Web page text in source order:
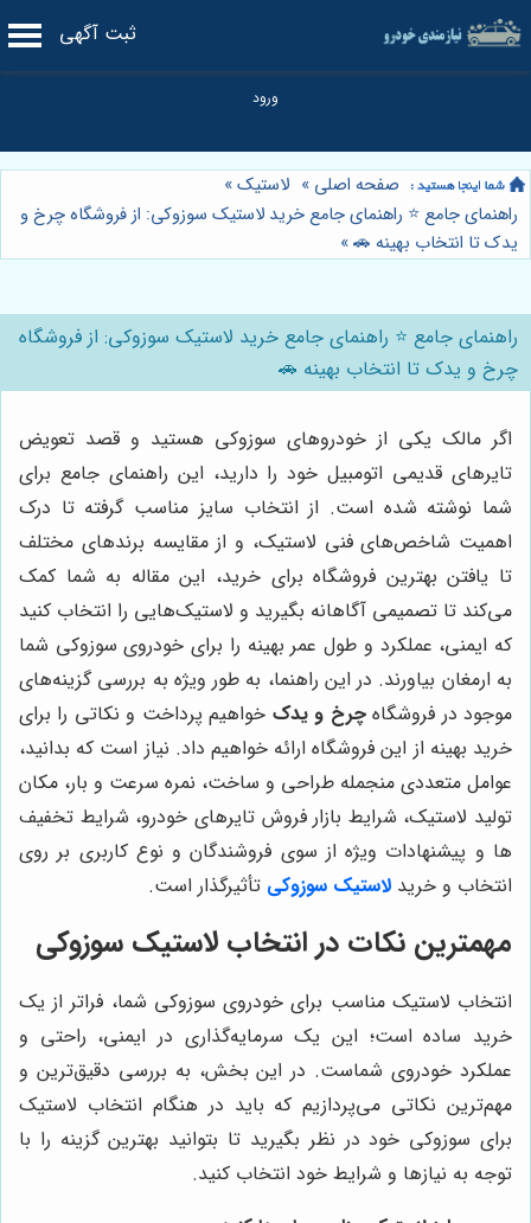
ثبت آگهی
صفحه اصلی » لاستیک»
راهنمای جامع ⭐️ راهنمای جامع خرید لاستیک سوزوکی: از فروشگاه چرخ و
یدک تا انتخاب بهینه 🚗»
راهنمای جامع ⭐️ راهنمای جامع خرید لاستیک سوزوکی: از فروشگاه
چرخ و یدک تا انتخاب بهینه 🚗
اگر مالک یکی از خودروهای سوزوکی هستید و قصد تعویض
تایرهای قدیمی اتومبیل خود را دارید، این راهنمای جامع برای
شما نوشته شده است. از انتخاب سایز مناسب گرفته تا درک
اهمیت شاخص‌های فنی لاستیک، و از مقایسه برندهای مختلف
تا یافتن بهترین فروشگاه برای خرید، این مقاله به شما کمک
می‌کند تا تصمیمی آگاهانه بگیرید و لاستیک‌هایی را انتخاب کنید
که ایمنی، عملکرد و طول عمر بهینه را برای خودروی سوزوکی شما
به ارمغان بیاورند. در این راهنما، به طور ویژه به بررسی گزینه‌های
موجود در فروشگاهچرخ و یدک خواهیم پرداخت و نکاتی را برای
خرید بهینه از این فروشگاه ارائه خواهیم داد. نیاز است که بدانید،
عوامل متعددی منجمله طراحی و ساخت، نمره سرعت و بار، مکان
تولید لاستیک، شرایط بازار فروش تایرهای خودرو، شرایط تخفیف‌
ها و پیشنهادات ویژه از سوی فروشندگان و نوع کاربری بر روی
انتخاب و خرید لاستیک سوزوکی تأثیرگذار است.
مهمترین نکات در انتخاب لاستیک سوزوکی
انتخاب لاستیک مناسب برای خودروی سوزوکی شما، فراتر از یک
خرید ساده است؛ این یک سرمایه‌گذاری در ایمنی، راحتی و
عملکرد خودروی شماست. در این بخش، به بررسی دقیق‌ترین و
مهم‌ترین نکاتی می‌پردازیم که باید در هنگام انتخاب لاستیک
برای سوزوکی خود در نظر بگیرید تا بتوانید بهترین گزینه را با
توجه به نیازها و شرایط خود انتخاب کنید.